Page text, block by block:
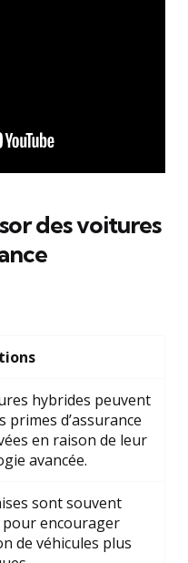
des voitures
hybrides peuvent
primes d’assurance
en raison de leur
avancée.
sont souvent
encourager
de véhicules plus